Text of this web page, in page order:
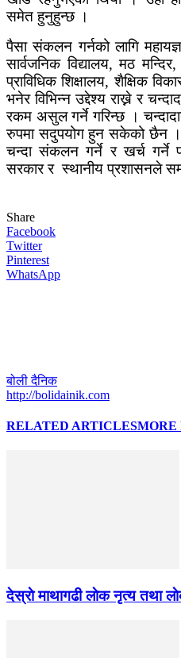
समेत हुनुहुन्छ ।
पैसा संकलन गर्नको लागि
सार्वजनिक विद्यालय, मठ
प्राविधिक शिक्षालय, शैक्षिक
भनेर विभिन्न उद्देश्य राख्ने र
रकम असुल गर्ने गरिन्छ ।
रुपमा सदुपयोग हुन सकेको छैन
चन्दा संकलन गर्ने र खर्च गर्ने
सरकार र स्थानीय प्रशासनले
Share
Facebook
Twitter
Pinterest
WhatsApp
बोली दैनिक
http://bolidainik.com
RELATED ARTICLESMORE
देस्राे माथागढी लाेक नृत्य तथा